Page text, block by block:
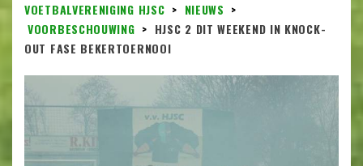
VOETBALVERENIGING HJSC > NIEUWS >
VOORBESCHOUWING > HJSC 2 DIT WEEKEND IN KNOCK-
OUT FASE BEKERTOERNOOI